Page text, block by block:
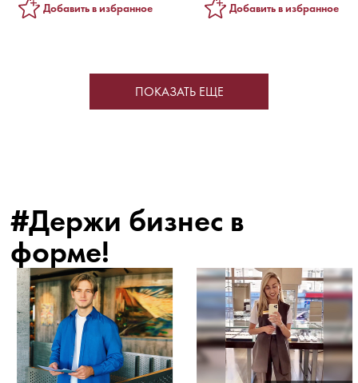
Добавить в избранное Добавить в избранное
ПОКАЗАТЬ ЕЩЕ
#Держи бизнес в
форме!